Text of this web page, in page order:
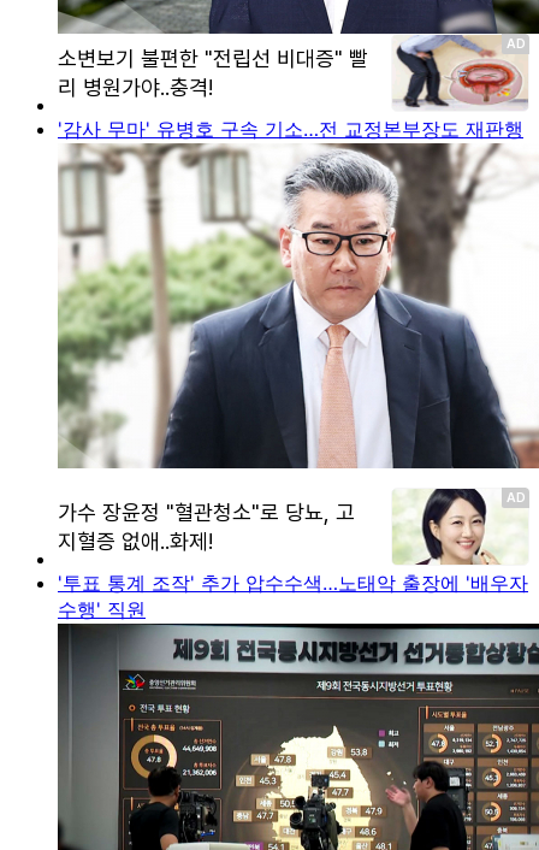
'감사 무마' 유병호 구속 기소…전 교정본부장도 재판행
'투표 통계 조작' 추가 압수수색…노태악 출장에 '배우자
수행' 직원